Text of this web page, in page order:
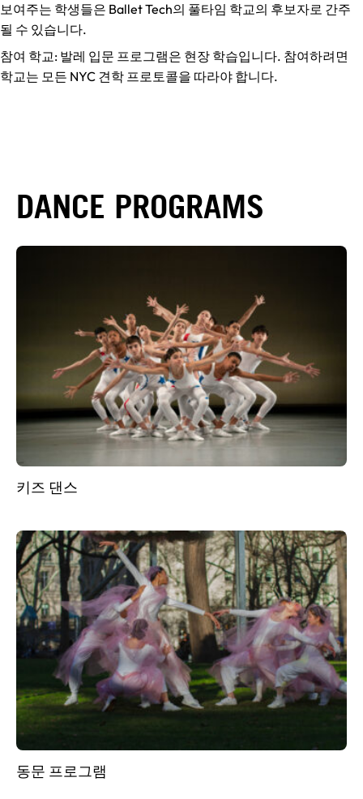
보여주는 학생들은 Ballet Tech의 풀타임 학교의 후보자로 간주
될 수 있습니다.
참여 학교: 발레 입문 프로그램은 현장 학습입니다. 참여하려면
학교는 모든 NYC 견학 프로토콜을 따라야 합니다.
DANCE PROGRAMS
키즈 댄스
동문 프로그램